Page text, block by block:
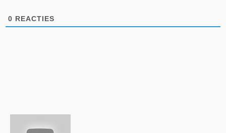
0 REACTIES